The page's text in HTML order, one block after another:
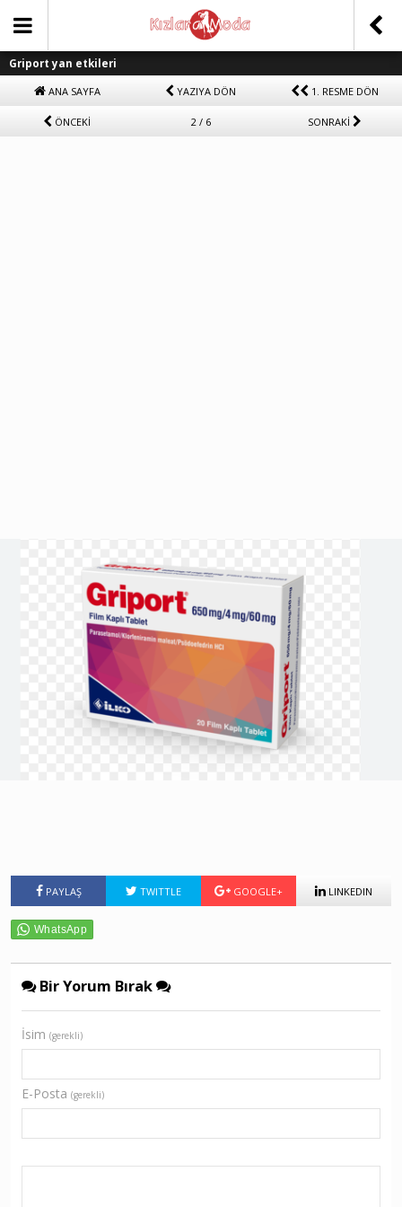
Griport yan etkileri
ANA SAYFA YAZIYA DÖN 1. RESME DÖN
ÖNCEKİ 2 / 6 SONRAKİ
PAYLAŞ TWITTLE GOOGLE+ LINKEDIN
Bir Yorum Bırak
İsim (gerekli)
E-Posta (gerekli)